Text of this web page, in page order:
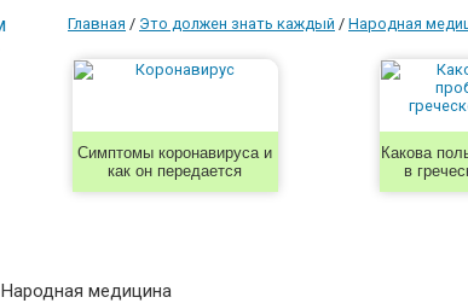
Главная / Это должен знать каждый / Народная
Симптомы коронавируса и
как он передается
Какова
в
Народная медицина